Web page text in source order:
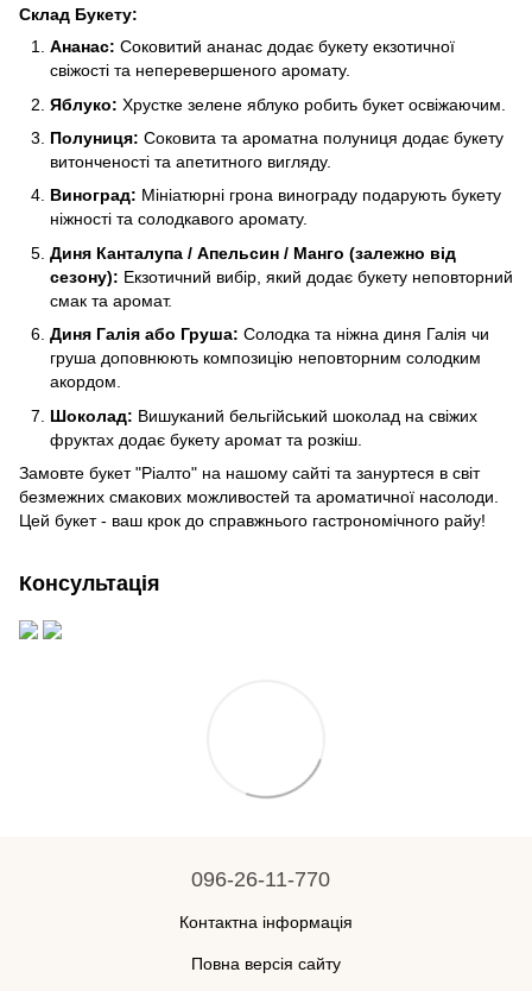
Склад Букету:
Ананас: Соковитий ананас додає букету екзотичної
свіжості та неперевершеного аромату.
Яблуко: Хрустке зелене яблуко робить букет освіжаючим.
Полуниця: Соковита та ароматна полуниця додає букету
витонченості та апетитного вигляду.
Виноград: Мініатюрні грона винограду подарують букету
ніжності та солодкавого аромату.
Диня Канталупа / Апельсин / Манго (залежно від
сезону): Екзотичний вибір, який додає букету неповторний
смак та аромат.
Диня Галія або Груша: Солодка та ніжна диня Галія чи
груша доповнюють композицію неповторним солодким
акордом.
Шоколад: Вишуканий бельгійський шоколад на свіжих
фруктах додає букету аромат та розкіш.
Замовте букет "Ріалто" на нашому сайті та зануртеся в світ
безмежних смакових можливостей та ароматичної насолоди.
Цей букет - ваш крок до справжнього гастрономічного райу!
Консультація
096-26-11-770
Контактна інформація
Повна версія сайту